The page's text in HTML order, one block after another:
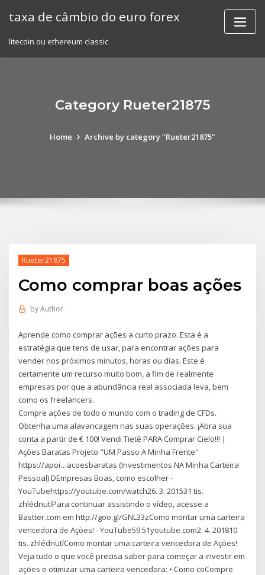
taxa de câmbio do euro forex
litecoin ou ethereum classic
Category Rueter21875
Home Archive by category "Rueter21875"
Rueter21875
Como comprar boas ações
byAuthor
Aprende como comprar ações a curto prazo. Esta é a
estratégia que tens de usar, para encontrar ações para
vender nos próximos minutos, horas ou dias. Este é
certamente um recurso muito bom, a fim de realmente
empresas por que a abundância real associada leva, bem
como os freelancers.
Compre ações de todo o mundo com o trading de CFDs.
Obtenha uma alavancagem nas suas operações. ¡Abra sua
conta a partir de € 100! Vendi Tietê PARA Comprar Cielo!!! |
Ações Baratas Projeto "UM Passo A Minha Frente"
https://apoi…acoesbaratas (Investimentos NA Minha Carteira
Pessoal) DEmpresas Boas, como escolher -
YouTubehttps://youtube.com/watch26. 3. 201531 tis.
zhlédnutíPara continuar assistindo o vídeo, acesse a
Bastter.com em http://goo.gl/GNL33zComo montar uma carteira
vencedora de Ações! - YouTube59:51youtube.com2. 4. 201810
tis. zhlédnutíComo montar uma carteira vencedora de Ações!
Veja tudo o que você precisa saber para começar a investir em
ações e otimizar uma carteira vencedora: • Como coCompre